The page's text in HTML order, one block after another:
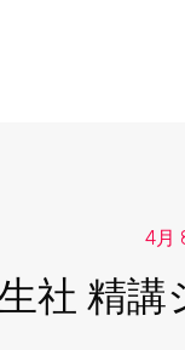
4月
社 精講